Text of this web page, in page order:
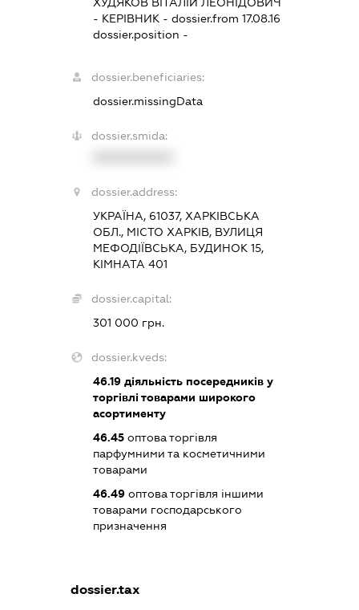
- КЕРІВНИК - dossier.from 17.08.16
dossier.position -
dossier.beneficiaries:
dossier.missingData
dossier.smida:
dossier.address:
УКРАЇНА, 61037, ХАРКІВСЬКА
ОБЛ., МІСТО ХАРКІВ, ВУЛИЦЯ
МЕФОДІЇВСЬКА, БУДИНОК 15,
КІМНАТА 401
dossier.capital:
301 000 грн.
dossier.kveds:
46.19діяльність посередників у
торгівлі товарами широкого
асортименту
46.45оптова торгівля
парфумними та косметичними
товарами
46.49оптова торгівля іншими
товарами господарського
призначення
dossier.tax